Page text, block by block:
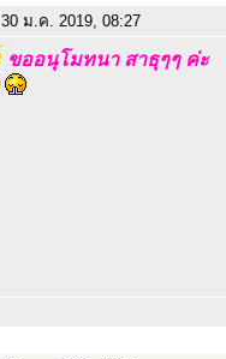
30 ม.ค. 2019, 08:27
ขออนุโมทนา สาธุๆๆ ค่ะ